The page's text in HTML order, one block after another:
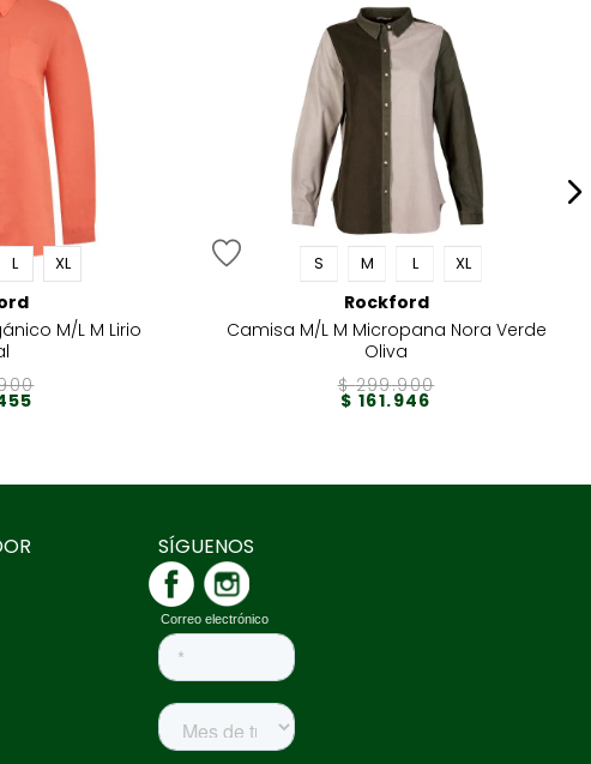
L XL
M/L M Lirio
S M L XL
Rockford
Camisa M/L M Micropana Nora Verde
Oliva
$ 299.900
$ 161.946
SÍGUENOS